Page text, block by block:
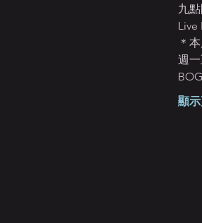
九
Live
＊
週
顯